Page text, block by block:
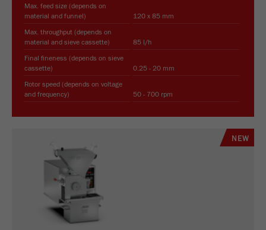
Max. feed size (depends on
material and funnel)
120 x 85 mm
Max. throughput (depends on
material and sieve cassette)
85 l/h
Final fineness (depends on sieve
cassette)
0.25 - 20 mm
Rotor speed (depends on voltage
and frequency)
50 - 700 rpm
NEW